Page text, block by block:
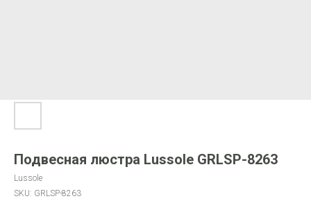
Подвесная люстра Lussole GRLSP-8263
Lussole
SKU: GRLSP-8263